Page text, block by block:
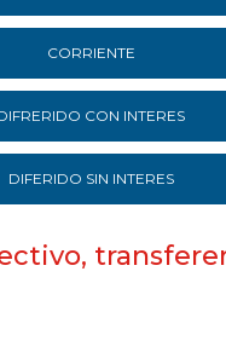
CORRIENTE
CON INTERES
DIFERIDO SIN INTERES